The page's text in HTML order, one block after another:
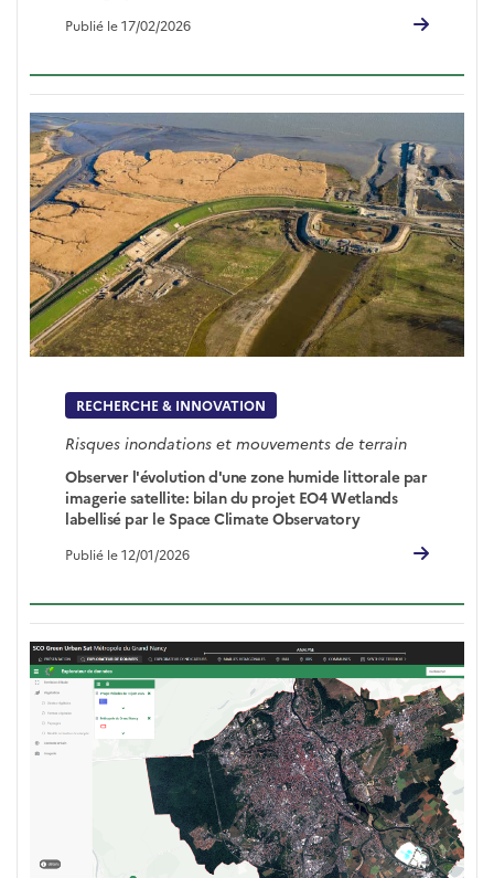
Publié le 17/02/2026
RECHERCHE & INNOVATION
Risques inondations et mouvements de terrain
Observer l'évolution d'une zone humide littorale par
imagerie satellite: bilan du projet EO4 Wetlands
labellisé par le Space Climate Observatory
Publié le 12/01/2026